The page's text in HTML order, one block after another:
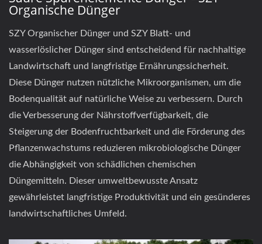
Organische Dünger
SZY Organischer Dünger und SZY Blatt- und
wasserlöslicher Dünger sind entscheidend für nachhaltige
Landwirtschaft und langfristige Ernährungssicherheit.
Diese Dünger nutzen nützliche Mikroorganismen, um die
Bodenqualität auf natürliche Weise zu verbessern. Durch
die Verbesserung der Nährstoffverfügbarkeit, die
Steigerung der Bodenfruchtbarkeit und die Förderung des
Pflanzenwachstums reduzieren mikrobiologische Dünger
die Abhängigkeit von schädlichen chemischen
Düngemitteln. Dieser umweltbewusste Ansatz
gewährleistet langfristige Produktivität und ein gesünderes
landwirtschaftliches Umfeld.